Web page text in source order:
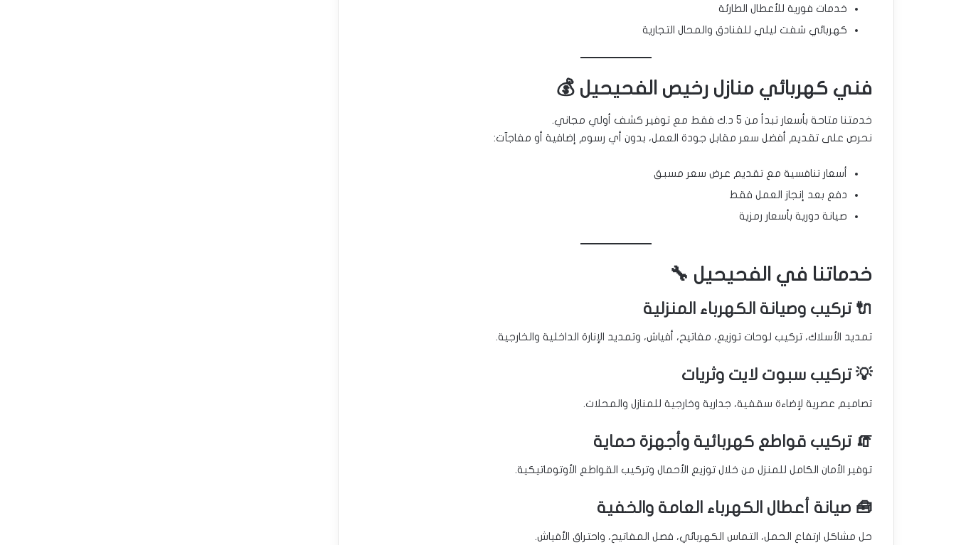
خدمات فورية للأعطال الطارئة
كهربائي شفت ليلي للفنادق والمحال التجارية
فني كهربائي منازل رخيص الفحيحيل 💰
خدمتنا متاحة بأسعار تبدأ من 5 د.ك فقط مع توفير كشف أولي مجاني.
نحرص على تقديم أفضل سعر مقابل جودة العمل، بدون أي رسوم إضافية أو مفاجآت:
أسعار تنافسية مع تقديم عرض سعر مسبق
دفع بعد إنجاز العمل فقط
صيانة دورية بأسعار رمزية
خدماتنا في الفحيحيل 🔧
🔌 تركيب وصيانة الكهرباء المنزلية
تمديد الأسلاك، تركيب لوحات توزيع، مفاتيح، أفياش، وتمديد الإنارة الداخلية والخارجية.
💡 تركيب سبوت لايت وثريات
تصاميم عصرية لإضاءة سقفية، جدارية وخارجية للمنازل والمحلات.
🧯 تركيب قواطع كهربائية وأجهزة حماية
توفير الأمان الكامل للمنزل من خلال توزيع الأحمال وتركيب القواطع الأوتوماتيكية.
🧰 صيانة أعطال الكهرباء العامة والخفية
حل مشاكل ارتفاع الحمل، التماس الكهربائي، فصل المفاتيح، واحتراق الأفياش.